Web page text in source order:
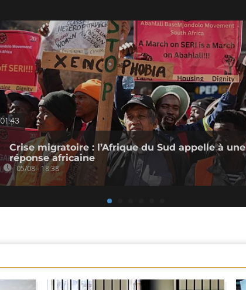
01:43
Crise migratoire : l’Afrique du Sud appelle à une
réponse africaine
05/08 - 18:38